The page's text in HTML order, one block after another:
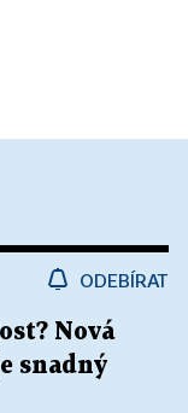
ODEBÍRAT
Nová
snadný